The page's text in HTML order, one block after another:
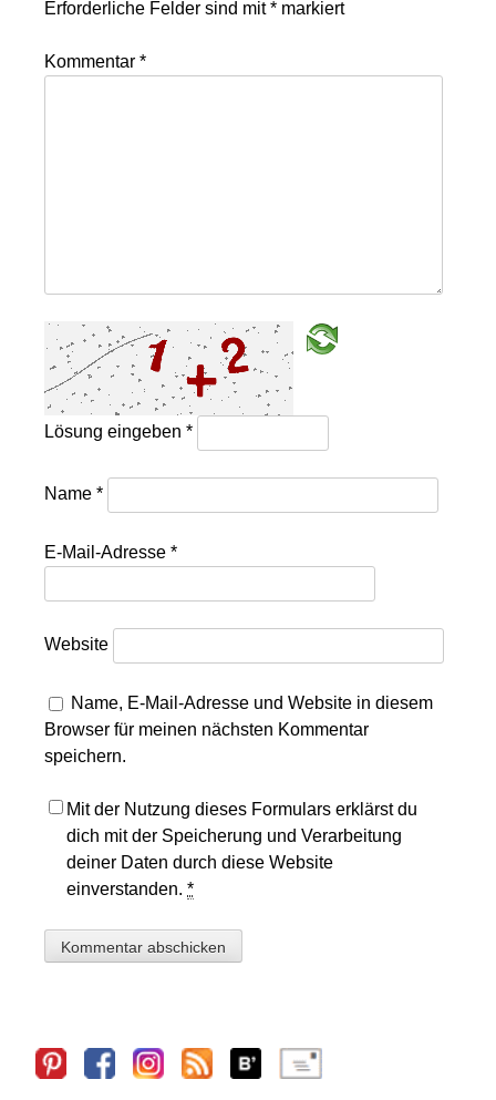
Erforderliche Felder sind mit* markiert
Kommentar*
Lösung eingeben*
Name*
E-Mail-Adresse*
Website
Name, E-Mail-Adresse und Website in diesem
Browser für meinen nächsten Kommentar
speichern.
Mit der Nutzung dieses Formulars erklärst du
dich mit der Speicherung und Verarbeitung
deiner Daten durch diese Website
einverstanden.*
Sidebar